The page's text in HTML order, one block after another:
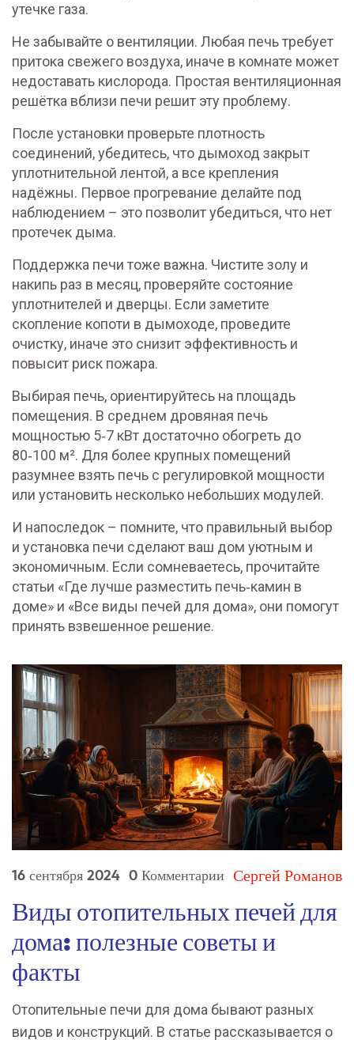
утечке газа.
Не забывайте о вентиляции. Любая печь требует
притока свежего воздуха, иначе в комнате может
недоставать кислорода. Простая вентиляционная
решётка вблизи печи решит эту проблему.
После установки проверьте плотность
соединений, убедитесь, что дымоход закрыт
уплотнительной лентой, а все крепления
надёжны. Первое прогревание делайте под
наблюдением – это позволит убедиться, что нет
протечек дыма.
Поддержка печи тоже важна. Чистите золу и
накипь раз в месяц, проверяйте состояние
уплотнителей и дверцы. Если заметите
скопление копоти в дымоходе, проведите
очистку, иначе это снизит эффективность и
повысит риск пожара.
Выбирая печь, ориентируйтесь на площадь
помещения. В среднем дровяная печь
мощностью 5‑7 кВт достаточно обогреть до
80‑100 м². Для более крупных помещений
разумнее взять печь с регулировкой мощности
или установить несколько небольших модулей.
И напоследок – помните, что правильный выбор
и установка печи сделают ваш дом уютным и
экономичным. Если сомневаетесь, прочитайте
статьи «Где лучше разместить печь‑камин в
доме» и «Все виды печей для дома», они помогут
принять взвешенное решение.
16 сентября 2024 0 Комментарии Сергей Романов
Виды отопительных печей для
дома: полезные советы и
факты
Отопительные печи для дома бывают разных
видов и конструкций. В статье рассказывается о